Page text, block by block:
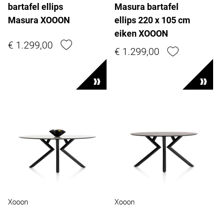
bartafel ellips
Masura XOOON
€ 1.299,00
Masura bartafel
ellips 220 x 105 cm
eiken XOOON
€ 1.299,00
Xooon Xooon